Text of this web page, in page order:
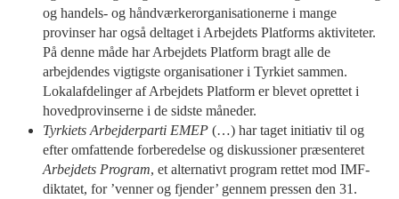
og handels- og håndværkerorganisationerne i mange
provinser har også deltaget i Arbejdets Platforms aktiviteter.
På denne måde har Arbejdets Platform bragt alle de
arbejdendes vigtigste organisationer i Tyrkiet sammen.
Lokalafdelinger af Arbejdets Platform er blevet oprettet i
hovedprovinserne i de sidste måneder.
Tyrkiets Arbejderparti EMEP (…) har taget initiativ til og
efter omfattende forberedelse og diskussioner præsenteret
Arbejdets Program, et alternativt program rettet mod IMF-
diktatet, for ’venner og fjender’ gennem pressen den 31.